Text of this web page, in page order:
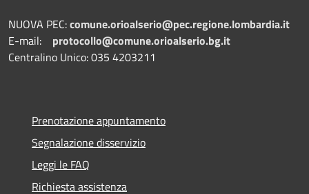
NUOVA PEC:comune.orioalserio@pec.regione.lombardia.it
E-mail: protocollo@comune.orioalserio.bg.it
Centralino Unico: 035 4203211
Prenotazione appuntamento
Segnalazione disservizio
Leggi le FAQ
Richiesta assistenza